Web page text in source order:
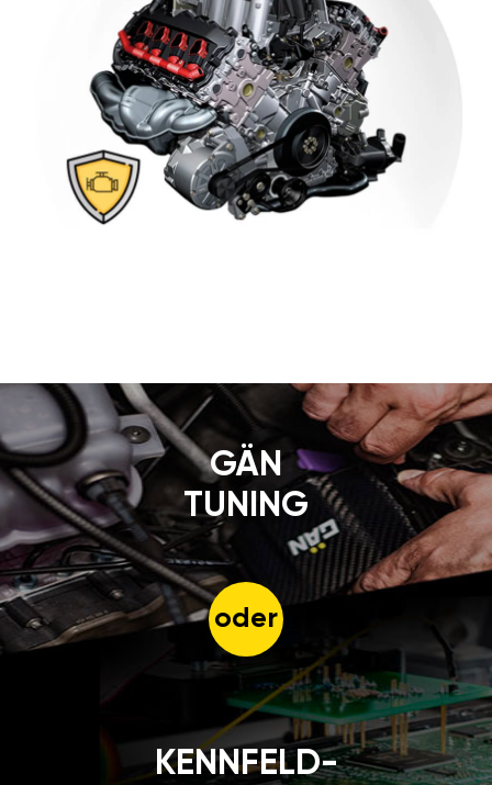
GÄN
TUNING
oder
KENNFELD-